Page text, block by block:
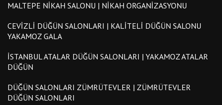
MALTEPE NIKAH SALONU | NIKAH ORGANIZASYONU
CEVIZLI DÜĞÜN SALONLARI | KALITELI DÜĞÜN SALONU
YAKAMOZ GALA
İSTANBUL ATALAR DÜĞÜN SALONLARI | YAKAMOZ ATALAR
DÜĞÜN
DÜĞÜN SALONLARI ZÜMRÜTEVLER | ZÜMRÜTEVLER
DÜĞÜN SALONLARI